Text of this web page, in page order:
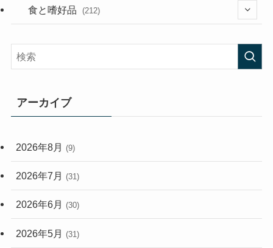
(282)
(33)
(248)
(56)
食と嗜好品 (212)
アーカイブ
2026年8月 (9)
2026年7月 (31)
2026年6月 (30)
2026年5月 (31)